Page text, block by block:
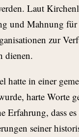
Laut
und Mahnung für
zur
dienen.
hatte in einer
harte Worte
Erfahrung, dass
seiner